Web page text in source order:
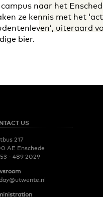
naar het
ze kennis met het
uiteraard
bier.
US
217
AE Enschede
- 489 2029